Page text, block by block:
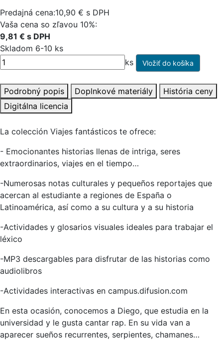
Predajná cena:10,90 € s DPH
Vaša cena so zľavou 10%:
9,81 € s DPH
Skladom 6-10 ks
ks
Podrobný popis Doplnkové materiály
História ceny
Digitálna licencia
La colección Viajes fantásticos te ofrece:
- Emocionantes historias llenas de intriga, seres
extraordinarios, viajes en el tiempo…
-Numerosas notas culturales y pequeños reportajes que
acercan al estudiante a regiones de España o
Latinoamérica, así como a su cultura y a su historia
-Actividades y glosarios visuales ideales para trabajar el
léxico
-MP3 descargables para disfrutar de las historias como
audiolibros
-Actividades interactivas en campus.difusion.com
En esta ocasión, conocemos a Diego, que estudia en la
universidad y le gusta cantar rap. En su vida van a
aparecer sueños recurrentes, serpientes, chamanes…